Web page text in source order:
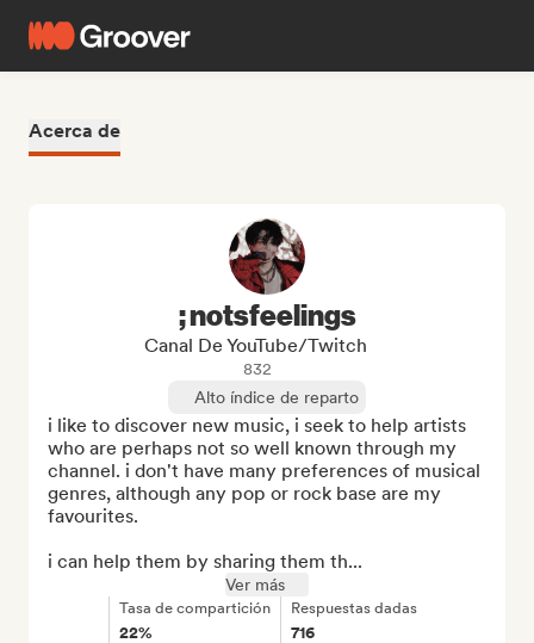
Acerca de
; notsfeelings
Canal De YouTube/Twitch
832
Alto índice de reparto
i like to discover new music, i seek to help artists
who are perhaps not so well known through my
channel. i don't have many preferences of musical
genres, although any pop or rock base are my
favourites.
i can help them by sharing them th...
Ver más
Tasa de compartición
22%
Respuestas dadas
716